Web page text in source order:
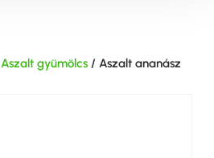
Aszalt gyümölcs/ Aszalt ananász